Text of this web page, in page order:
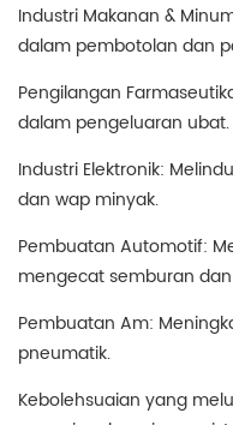
Industri Makanan &
dalam pembotolan dan
Pengilangan
dalam pengeluaran ubat.
Industri Elektronik:
dan wap minyak.
Pembuatan Automotif:
mengecat semburan
Pembuatan Am:
pneumatik.
Kebolehsuaian yang